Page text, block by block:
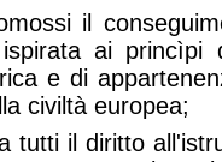
il
ai princìpi
e di
civiltà europea;
tutti il diritto